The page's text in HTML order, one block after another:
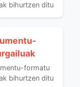
bihurtzen ditu
formatu
bihurtzen ditu